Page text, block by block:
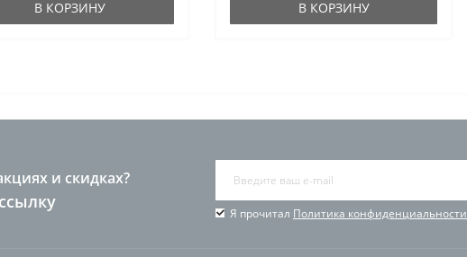
В КОРЗИНУ В КОРЗИНУ
и скидках?
Я прочитал Политика конфиденциальности